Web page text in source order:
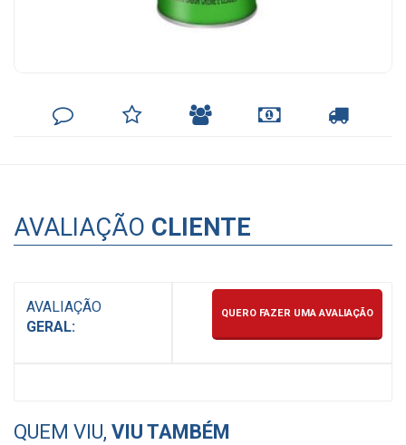
DEIXE
COMENTÁRIO
MINHA
LISTA
INDIQUE
FORMAS
CALCULAR
FRETE
AVALIAÇÃO CLIENTE
AVALIAÇÃO
GERAL:
QUERO FAZER UMA AVALIAÇÃO
QUEM VIU, VIU TAMBÉM